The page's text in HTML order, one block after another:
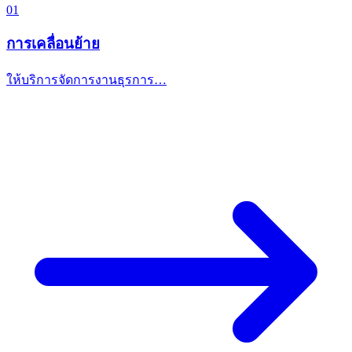
01
การเคลื่อนย้าย
ให้บริการจัดการงานธุรการ…